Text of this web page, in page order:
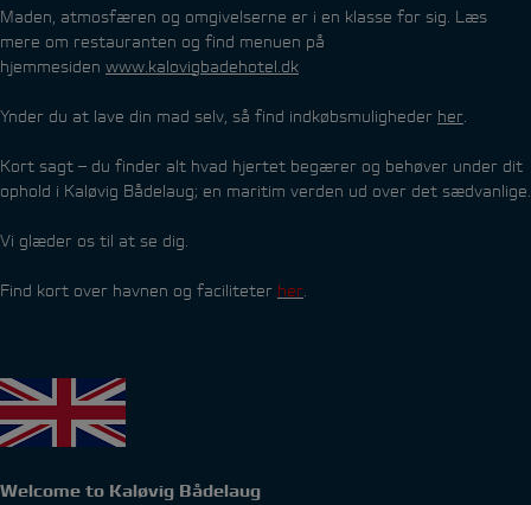
Maden, atmosfæren og omgivelserne er i en klasse for sig. Læs
mere om restauranten og find menuen på
hjemmesiden www.kalovigbadehotel.dk
Ynder du at lave din mad selv, så find indkøbsmuligheder her.
Kort sagt – du finder alt hvad hjertet begærer og behøver under dit
ophold i Kaløvig Bådelaug; en maritim verden ud over det sædvanlige.
Vi glæder os til at se dig.
Find kort over havnen og faciliteter her.
Welcome to Kaløvig Bådelaug